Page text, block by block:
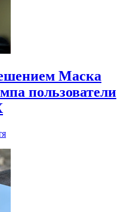
Маска
пользователи